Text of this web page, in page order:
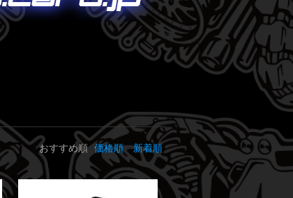
おすすめ順 価格順 新着順